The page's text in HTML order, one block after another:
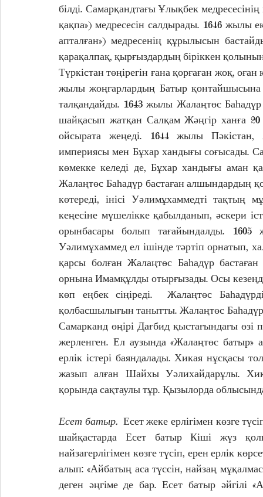
білді. Самарқандтағы Ұлықбек
қақпа») медресесін салдырады. 1646 жылы
апталған») медресенің құрылысын
қарақалпақ, қырғыздардың біріккен
Түркістан төңірегін ғана қорғаған жоқ,
жылы жоңғарлардың Батыр
талқандайды. 1643 жылы Жалаңтөс Баһадүр
шайқасып жатқан Салқам Жәңгір ханға
ойсырата жеңеді. 1644 жылы Пәкістан,
империясы мен Бұхар хандығы соғысады.
көмекке келеді де, Бұхар хандығы аман
Жалаңтөс Баһадүр бастаған алшындардың
көтереді, інісі Уәлимұхаммедті тақтың
кеңесіне мүшелікке қабылданып, әскери
орынбасары болып тағайындалды.
Уәлимұхаммед ел ішінде тәртіп орнатып,
қарсы болған Жалаңтөс Баһадүр
орнына Имамқұлды отырғызады. Осы
көп еңбек сіңіреді.  Жалаңтөс
қолбасшылығын танытты. Жалаңтөс
Самарканд өңірі Дағбид қыстағындағы өзі
жерленген. Ел аузында «Жалаңтөс батыр»
ерлік істері баяндалады. Хикая нұсқасы
жазып алған Шайхы Уәлихайдарұлы.
қорында сақтаулы тұр. Қызылорда
Есет батыр. Есет жеке ерлігімен көзге
шайқастарда Есет батыр Кіші жүз
найзагерлігімен көзге түсіп, ерен ерлік
алып: «Айбатың аса түссін, найзаң
деген әңгіме де бар. Есет батыр әйгілі